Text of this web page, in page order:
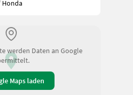
Honda
werden Daten an Google
Maps laden